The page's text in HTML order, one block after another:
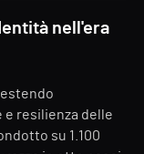
nell'era
resilienza delle
su 1.100